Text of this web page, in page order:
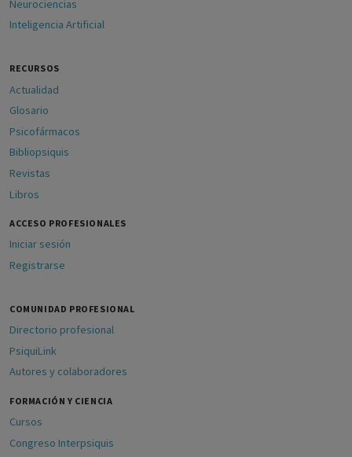
Neurociencias
Inteligencia Artificial
RECURSOS
Actualidad
Glosario
Psicofármacos
Bibliopsiquis
Revistas
Libros
ACCESO PROFESIONALES
Iniciar sesión
Registrarse
COMUNIDAD PROFESIONAL
Directorio profesional
PsiquiLink
Autores y colaboradores
FORMACIÓN Y CIENCIA
Cursos
Congreso Interpsiquis